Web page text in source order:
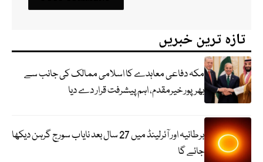
تازہ ترین خبریں
مکہ دفاعی معاہدے کا اسلامی ممالک کی جانب سے
بھرپور خیرمقدم، اہم پیشرفت قرار دے دیا
برطانیہ اور آئرلینڈ میں 27 سال بعد نایاب سورج گرہن دیکھا
جائے گا